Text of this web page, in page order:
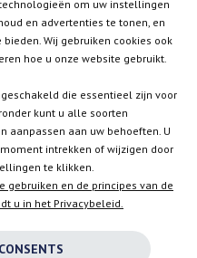
om uw instellingen
en advertenties te tonen, en
Wij gebruiken cookies ook
hoe u onze website gebruikt.
die essentieel zijn voor
kunt u alle soorten
aanpassen aan uw behoeften. U
intrekken of wijzigen door
te klikken.
gebruiken en de principes van de
u in het Privacybeleid.